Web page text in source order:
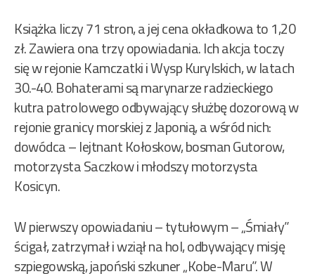
Książka liczy 71 stron, a jej cena okładkowa to 1,20
zł. Zawiera ona trzy opowiadania. Ich akcja toczy
się w rejonie Kamczatki i Wysp Kurylskich, w latach
30.-40. Bohaterami są marynarze radzieckiego
kutra patrolowego odbywający służbę dozorową w
rejonie granicy morskiej z Japonią, a wśród nich:
dowódca – lejtnant Kołoskow, bosman Gutorow,
motorzysta Saczkow i młodszy motorzysta
Kosicyn.
W pierwszy opowiadaniu – tytułowym – „Śmiały”
ścigał, zatrzymał i wziął na hol, odbywający misję
szpiegowską, japoński szkuner „Kobe-Maru”. W